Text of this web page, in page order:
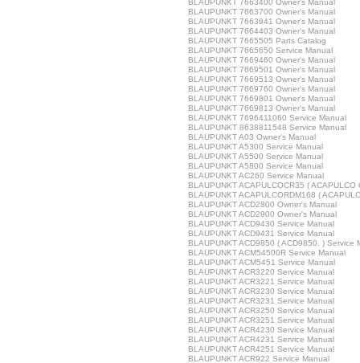
BLAUPUNKT 7663400 Owner's Manual
BLAUPUNKT 7663700 Owner's Manual
BLAUPUNKT 7663941 Owner's Manual
BLAUPUNKT 7664403 Owner's Manual
BLAUPUNKT 7665505 Parts Catalog
BLAUPUNKT 7665650 Service Manual
BLAUPUNKT 7669460 Owner's Manual
BLAUPUNKT 7669501 Owner's Manual
BLAUPUNKT 7669513 Owner's Manual
BLAUPUNKT 7669760 Owner's Manual
BLAUPUNKT 7669801 Owner's Manual
BLAUPUNKT 7669813 Owner's Manual
BLAUPUNKT 7696411060 Service Manual
BLAUPUNKT 8638811548 Service Manual
BLAUPUNKT A03 Owner's Manual
BLAUPUNKT A5300 Service Manual
BLAUPUNKT A5500 Service Manual
BLAUPUNKT A5800 Service Manual
BLAUPUNKT AC260 Service Manual
BLAUPUNKT ACAPULCOCR35 (
BLAUPUNKT ACAPULCORDM168 (
BLAUPUNKT ACD2800 Owner's Manual
BLAUPUNKT ACD2900 Owner's Manual
BLAUPUNKT ACD9430 Service Manual
BLAUPUNKT ACD9431 Service Manual
BLAUPUNKT ACD9850 ( ACD9850. ) Service
BLAUPUNKT ACM54500R Service Manual
BLAUPUNKT ACM5451 Service Manual
BLAUPUNKT ACR3220 Service Manual
BLAUPUNKT ACR3221 Service Manual
BLAUPUNKT ACR3230 Service Manual
BLAUPUNKT ACR3231 Service Manual
BLAUPUNKT ACR3250 Service Manual
BLAUPUNKT ACR3251 Service Manual
BLAUPUNKT ACR4230 Service Manual
BLAUPUNKT ACR4231 Service Manual
BLAUPUNKT ACR4251 Service Manual
BLAUPUNKT ACR922 Service Manual